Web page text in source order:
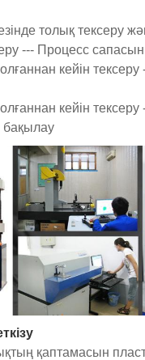
толық тексеру
--- Процесс
кейін тексеру
кейін тексеру
қаптамасын